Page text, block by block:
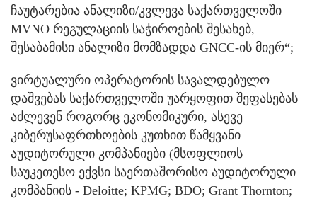
ჩაუტარებია ანალიზი/კვლევა საქართველოში
MVNO რეგულაციის საჭიროების შესახებ,
შესაბამისი ანალიზი მომზადდა GNCC-ის მიერ“;
ვირტუალური ოპერატორის სავალდებულო
დაშვებას საქართველოში უარყოფით შეფასებას
აძლევენ როგორც ეკონომიკური, ასევე
კიბერუსაფრთხოების კუთხით წამყვანი
აუდიტორული კომპანიები (მსოფლიოს
საუკეთესო ექვსი საერთაშორისო აუდიტორული
კომპანიის - Deloitte; KPMG; BDO; Grant Thornton;